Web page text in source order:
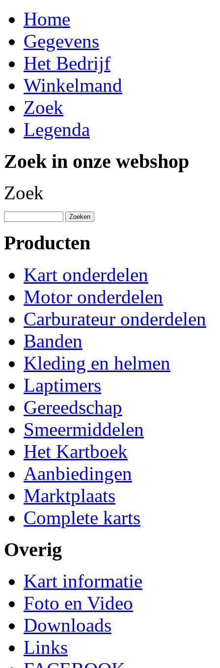
Home
Gegevens
Het Bedrijf
Winkelmand
Zoek
Legenda
Zoek in onze webshop
Zoek
Producten
Kart onderdelen
Motor onderdelen
Carburateur onderdelen
Banden
Kleding en helmen
Laptimers
Gereedschap
Smeermiddelen
Het Kartboek
Aanbiedingen
Marktplaats
Complete karts
Overig
Kart informatie
Foto en Video
Downloads
Links